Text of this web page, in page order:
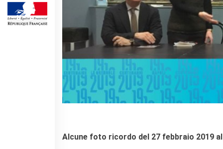
DIPLÔMES DELF DALF
DELF scolastico
DELF DALF Tout Public
DELF Prim
Risultati
MEDIATECA
Presentazione
Culturethèque, biblioteca
bibliografica
Alcune foto ricordo del 27 febbraio 2019